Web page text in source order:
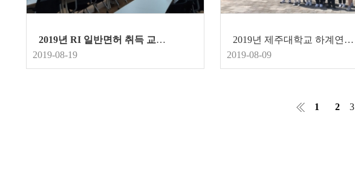
2019년 RI 일반면허 취득 교육
2019-08-19
2019년 제주대학교 하계연수 및 견학
2019-08-09
1 2 3